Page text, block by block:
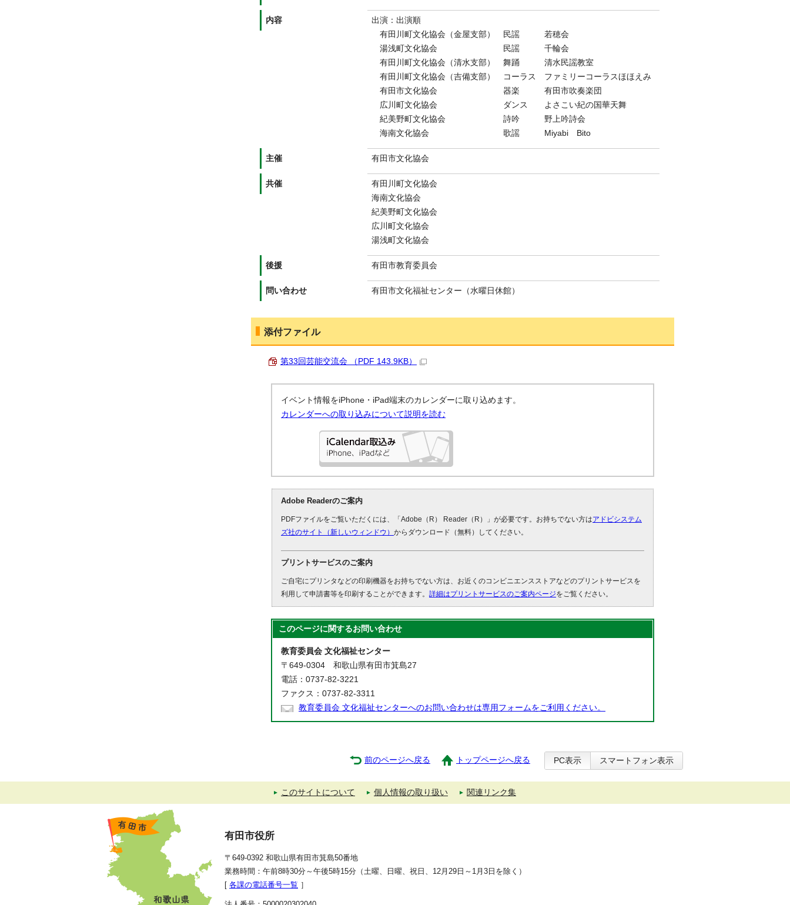
内容
出演：出演順
有田川町文化協会（金屋支部） 民謡 若穂会
湯浅町文化協会 民謡 千輪会
有田川町文化協会（清水支部） 舞踊 清水民謡教室
有田川町文化協会（吉備支部） コーラス ファミリーコーラスほほえみ
有田市文化協会 器楽 有田市吹奏楽団
広川町文化協会 ダンス よさこい紀の国華天舞
紀美野町文化協会 詩吟 野上吟詩会
海南文化協会 歌謡 Miyabi Bito
主催 有田市文化協会
共催
有田川町文化協会
海南文化協会
紀美野町文化協会
広川町文化協会
湯浅町文化協会
後援 有田市教育委員会
問い合わせ 有田市文化福祉センター（水曜日休館）
添付ファイル
第33回芸能交流会 （PDF 143.9KB）
イベント情報をiPhone・iPad端末のカレンダーに取り込めます。
カレンダーへの取り込みについて説明を読む
Adobe Readerのご案内
PDFファイルをご覧いただくには、「Adobe（R） Reader（R）」が必要です。お持ちでない方はアドビシステム
ズ社のサイト（新しいウィンドウ） からダウンロード（無料）してください。
プリントサービスのご案内
ご自宅にプリンタなどの印刷機器をお持ちでない方は、お近くのコンビニエンスストアなどのプリントサービスを
利用して申請書等を印刷することができます。 詳細はプリントサービスのご案内ページをご覧ください。
このページに関するお問い合わせ
教育委員会 文化福祉センター
〒649-0304 和歌山県有田市箕島27
電話：0737-82-3221
ファクス：0737-82-3311
教育委員会 文化福祉センターへのお問い合わせは専用フォームをご利用ください。
前のページへ戻る トップページへ戻る PC表示 スマートフォン表示
このサイトについて 個人情報の取り扱い 関連リンク集
有田市役所
〒649-0392 和歌山県有田市箕島50番地
業務時間：午前8時30分～午後5時15分（土曜、日曜、祝日、12月29日～1月3日を除く）
[ 各課の電話番号一覧 ］